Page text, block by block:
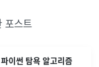
포스트
이썬 탐욕 알고리즘